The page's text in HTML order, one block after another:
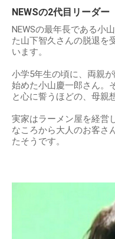
NEWSの2代目リーダー
NEWSの最年長である小
た山下智久さんの脱退を
います。
小学5年生の頃に、両親
始めた小山慶一郎さん。
と心に誓うほどの、母親
実家はラーメン屋を経営
なころから大人のお客さ
たそうです。